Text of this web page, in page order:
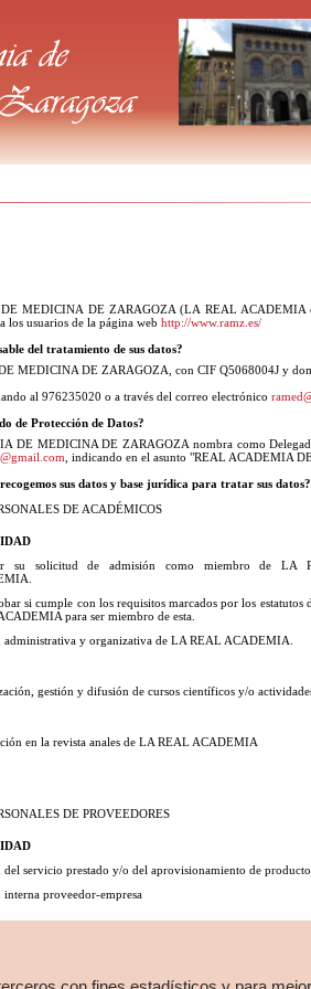
MEDICINA DE ZARAGOZA (LA REAL ACADEMIA
los usuarios de la página web http://www.ramz.es/
del tratamiento de sus datos?
MEDICINA DE ZARAGOZA, con CIF Q5068004J y
al 976235020 o a través del correo electrónico
de Protección de Datos?
DE MEDICINA DE ZARAGOZA nombra como
, indicando en el asunto "REAL ACADEMIA
sus datos y base jurídica para tratar sus datos?
DE ACADÉMICOS
su solicitud de admisión como miembro de LA
si cumple con los requisitos marcados por los estatutos
para ser miembro de esta.
administrativa y organizativa de LA REAL ACADEMIA.
gestión y difusión de cursos científicos y/o
en la revista anales de LA REAL ACADEMIA
DE PROVEEDORES
del servicio prestado y/o del aprovisionamiento de
interna proveedor-empresa